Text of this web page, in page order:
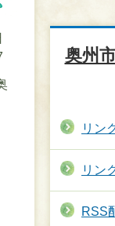
奥州
リン
リン
RSS